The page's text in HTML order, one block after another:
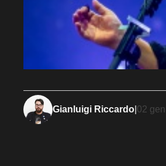
Gianluigi Riccardo 02